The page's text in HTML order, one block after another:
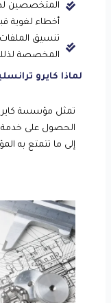
المتخصصين
أخطاء لغوية
تنسيق
المخصصة لذلك
لماذا كايرو
تمثل مؤسسة
الحصول على خدمة
إلى ما تتمتع به